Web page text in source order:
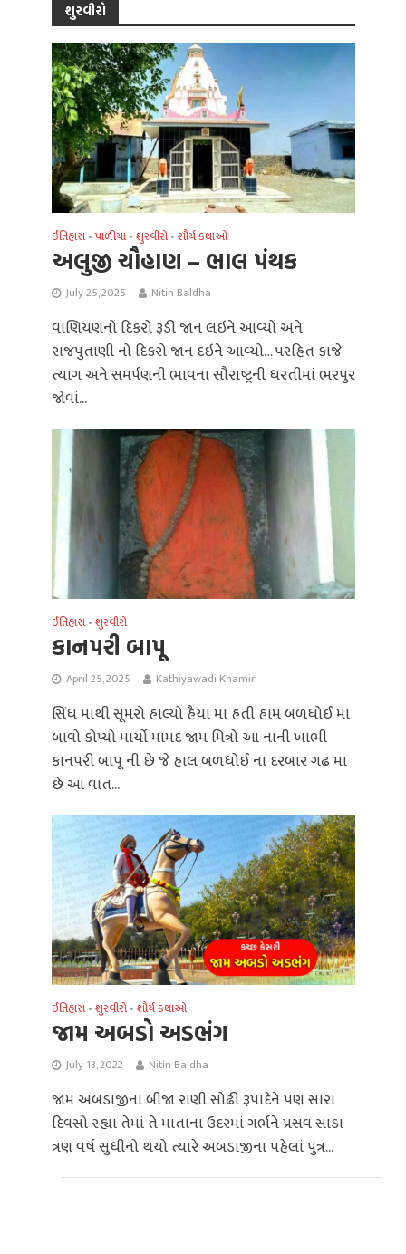
શુરવીરો
ઈતિહાસ •પાળીયા • શુરવીરો • શૌર્ય કથાઓ
અલુજી ચૌહાણ – ભાલ પંથક
July 25, 2025 Nitin Baldha
વાણિયણનો દિકરો રૂડી જાન લઇને આવ્યો અને
રાજપુતાણી નો દિકરો જાન દઇને આવ્યો… પરહિત કાજે
ત્યાગ અને સમર્પણની ભાવના સૌરાષ્ટ્રની ધરતીમાં ભરપુર
જોવાં...
ઈતિહાસ • શુરવીરો
કાનપરી બાપૂ
April 25, 2025 Kathiyawadi Khamir
સિંધ માથી સૂમરો હાલ્યો હૈયા મા હતી હામ બળધોઈ મા
બાવો કોપ્યો માર્યો મામદ જામ મિત્રો આ નાની ખાભી
કાનપરી બાપૂ ની છે જે હાલ બળધોઈ ના દરબાર ગઢ મા
છે આ વાત...
ઈતિહાસ • શુરવીરો • શૌર્ય કથાઓ
જામ અબડો અડભંગ
July 13, 2022 Nitin Baldha
જામ અબડાજીના બીજા રાણી સોઢી રૂપાદેને પણ સારા
દિવસો રહ્યા તેમાં તે માતાના ઉદરમાં ગર્ભને પ્રસવ સાડા
ત્રણ વર્ષ સુધીનો થયો ત્યારે અબડાજીના પહેલાં પુત્ર...